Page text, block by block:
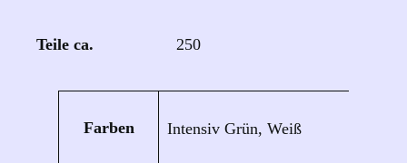
Teile ca. 250
Farben
Intensiv Grün, Weiß